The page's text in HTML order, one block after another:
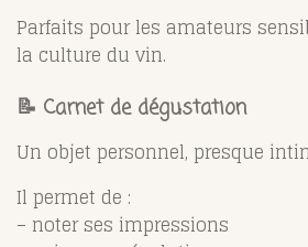
Parfaits pour les amateurs
la culture du vin.
📝 Carnet de dégustation
Un objet personnel, presque
Il permet de :
– noter ses impressions